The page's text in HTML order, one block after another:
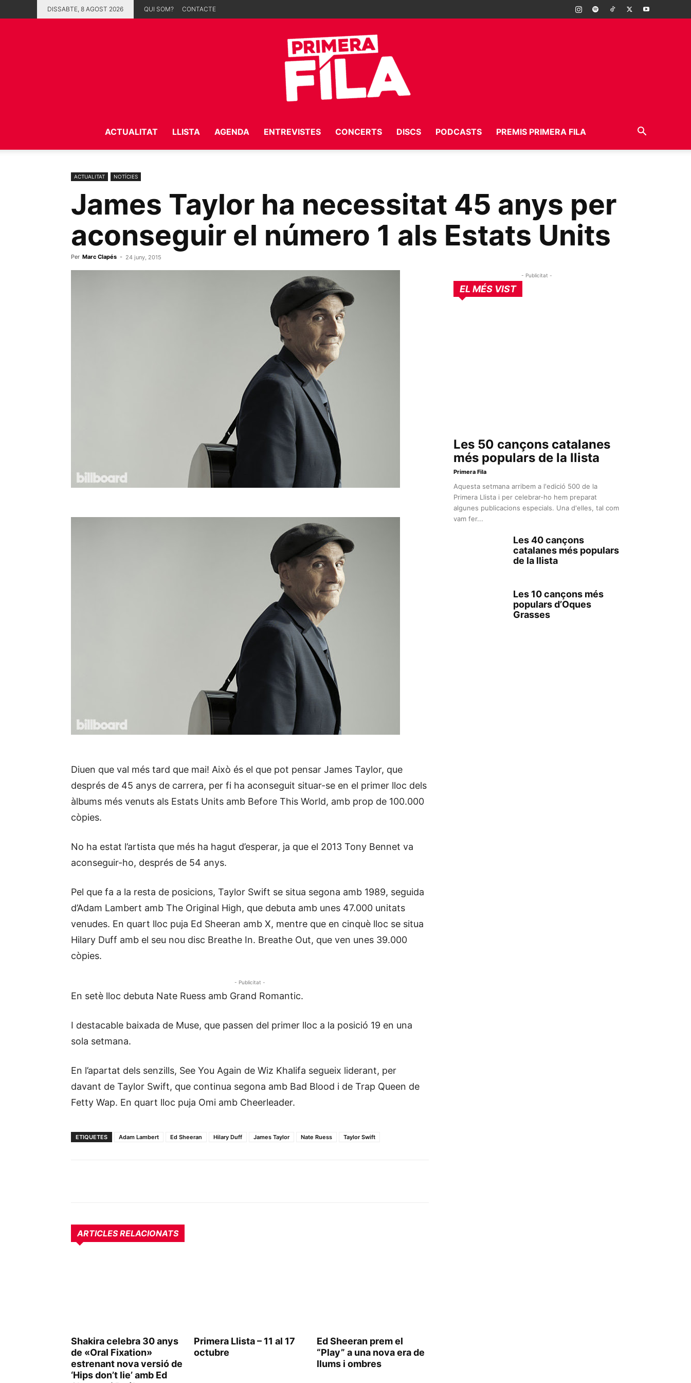
DISSABTE, 8 AGOST 2026 QUI SOM? CONTACTE
Fila
ACTUALITAT LLISTA AGENDA ENTREVISTES CONCERTS DISCS PODCASTS PREMIS PRIMERA FILA
ACTUALITAT NOTÍCIES
James Taylor ha necessitat 45 anys per
aconseguir el número 1 als Estats Units
Per Marc Clapés - 24 juny, 2015
Diuen que val més tard que mai! Això és el que pot pensar James Taylor, que
després de 45 anys de carrera, per fi ha aconseguit situar-se en el primer lloc dels
àlbums més venuts als Estats Units amb Before This World, amb prop de 100.000
còpies.
No ha estat l’artista que més ha hagut d’esperar, ja que el 2013 Tony Bennet va
aconseguir-ho, després de 54 anys.
Pel que fa a la resta de posicions, Taylor Swift se situa segona amb 1989, seguida
d’Adam Lambert amb The Original High, que debuta amb unes 47.000 unitats
venudes. En quart lloc puja Ed Sheeran amb X, mentre que en cinquè lloc se situa
Hilary Duff amb el seu nou disc Breathe In. Breathe Out, que ven unes 39.000
còpies.
- Publicitat -
En setè lloc debuta Nate Ruess amb Grand Romantic.
I destacable baixada de Muse, que passen del primer lloc a la posició 19 en una
sola setmana.
En l’apartat dels senzills, See You Again de Wiz Khalifa segueix liderant, per
davant de Taylor Swift, que continua segona amb Bad Blood i de Trap Queen de
Fetty Wap. En quart lloc puja Omi amb Cheerleader.
ETIQUETES Adam Lambert Ed Sheeran Hilary Duff James Taylor Nate Ruess Taylor Swift
ARTICLES RELACIONATS
Shakira celebra 30 anys
de «Oral Fixation»
estrenant nova versió de
‘Hips don’t lie’ amb Ed
Primera Llista – 11 al 17
octubre
Ed Sheeran prem el
“Play” a una nova era de
llums i ombres
- Publicitat -
EL MÉS VIST
Les 50 cançons catalanes
més populars de la llista
Primera Fila
Aquesta setmana arribem a l'edició 500 de la
Primera Llista i per celebrar-ho hem preparat
algunes publicacions especials. Una d'elles, tal com
vam fer...
Les 40 cançons
catalanes més populars
de la llista
Les 10 cançons més
populars d’Oques
Grasses